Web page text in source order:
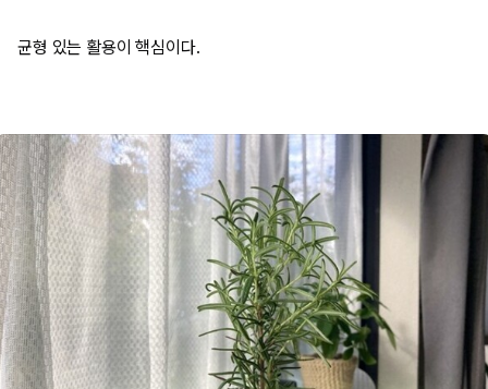
균형 있는 활용이 핵심이다.